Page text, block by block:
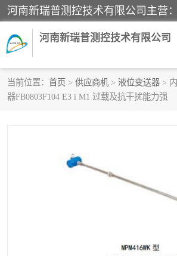
河南新瑞普测控技术有限公司
当前位置： 首页 > 供应商机 > 液位变送器 >
器FB0803F104 E3 i M1 过载及抗干扰能力强
霍尼韦尔压力变送器 CS系
液位变送器
罐旁显
电容物